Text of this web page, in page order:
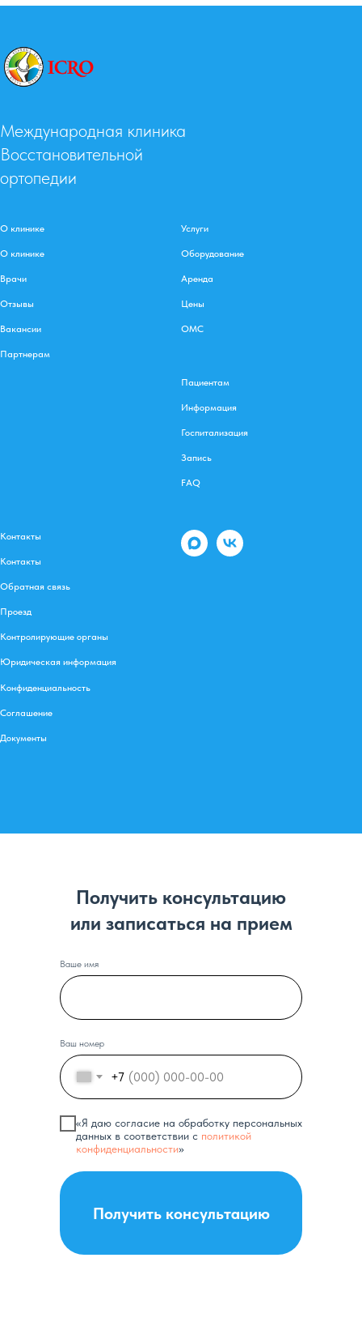
Международная клиника
Восстановительной
ортопедии
О клинике
О клинике
Врачи
Отзывы
Вакансии
Партнерам
Услуги
Оборудование
Аренда
Цены
ОМС
Пациентам
Информация
Госпитализация
Запись
FAQ
Контакты
Контакты
Обратная связь
Проезд
Контролирующие органы
Юридическая информация
Конфиденциальность
Соглашение
Документы
Ваше имя
Ваш номер
+7
«Я даю согласие на обработку персональных
данных в соответствии с политикой
конфиденциальности»
Получить консультацию
Получить консультацию
или записаться на прием